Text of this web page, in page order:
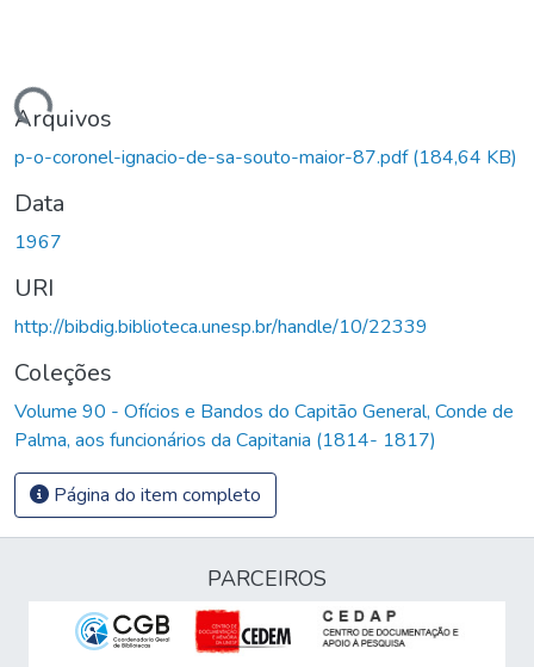
Arquivos
p-o-coronel-ignacio-de-sa-souto-maior-87.pdf(184,64 KB)
Data
1967
URI
http://bibdig.biblioteca.unesp.br/handle/10/22339
Coleções
Volume 90 - Ofícios e Bandos do Capitão General, Conde de
Palma, aos funcionários da Capitania (1814- 1817)
Página do item completo
PARCEIROS